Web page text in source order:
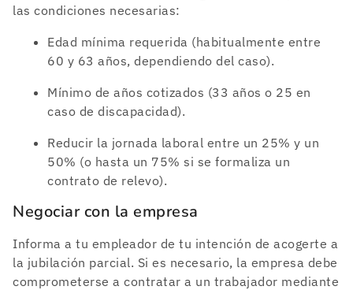
las condiciones necesarias:
Edad mínima requerida (habitualmente entre
60 y 63 años, dependiendo del caso).
Mínimo de años cotizados (33 años o 25 en
caso de discapacidad).
Reducir la jornada laboral entre un 25% y un
50% (o hasta un 75% si se formaliza un
contrato de relevo).
Negociar con la empresa
Informa a tu empleador de tu intención de acogerte a
la jubilación parcial. Si es necesario, la empresa debe
comprometerse a contratar a un trabajador mediante